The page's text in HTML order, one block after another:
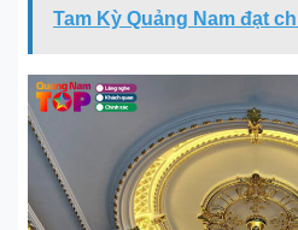
Tam Kỳ Quảng Nam đạt